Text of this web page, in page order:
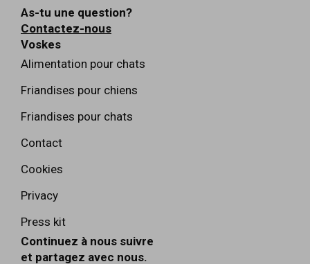
As-tu une question?
Contactez-nous
Voskes
Alimentation pour chats
Friandises pour chiens
Friandises pour chats
Contact
Cookies
Privacy
Press kit
Continuez à nous suivre
et partagez avec nous.